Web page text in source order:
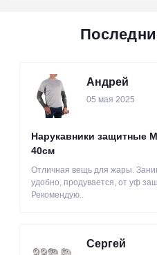
Андрей
05 мая 2025
Нарукавники защитные
40см
Отличная вещь для жары.
удобно, продувается, от уф
Рекомендую..
Сергей